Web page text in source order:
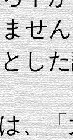
せ
し
「